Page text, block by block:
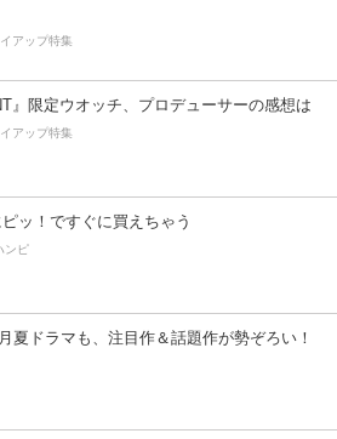
アップ特集
』限定ウオッチ、プロデューサーの感想は
アップ特集
ッ！ですぐに買えちゃう
ンピ
夏ドラマも、注目作＆話題作が勢ぞろい！